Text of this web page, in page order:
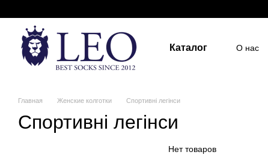
Каталог О нас
Главная Женские колготки Спортивні легінси
Спортивні легінси
Нет товаров